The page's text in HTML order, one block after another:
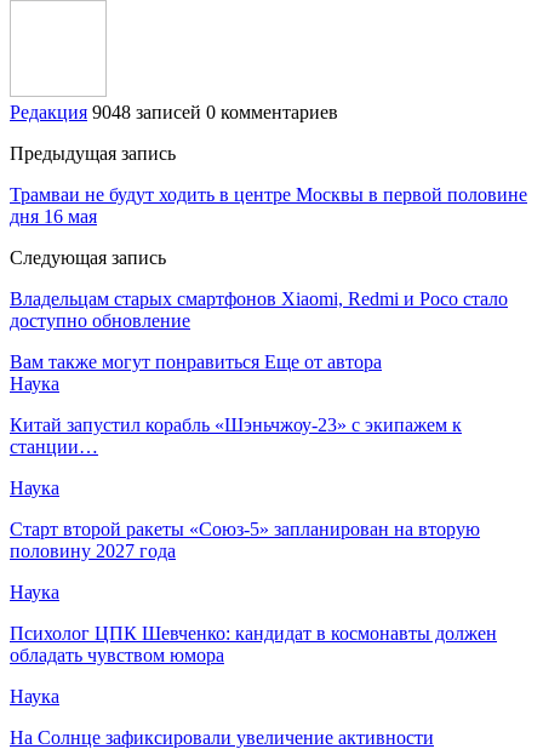
Редакция 9048 записей 0 комментариев
Предыдущая запись
Трамваи не будут ходить в центре Москвы в первой половине
дня 16 мая
Следующая запись
Владельцам старых смартфонов Xiaomi, Redmi и Poco стало
доступно обновление
Вам также могут понравиться Еще от автора
Наука
Китай запустил корабль «Шэньчжоу-23» с экипажем к
станции…
Наука
Старт второй ракеты «Союз-5» запланирован на вторую
половину 2027 года
Наука
Психолог ЦПК Шевченко: кандидат в космонавты должен
обладать чувством юмора
Наука
На Солнце зафиксировали увеличение активности